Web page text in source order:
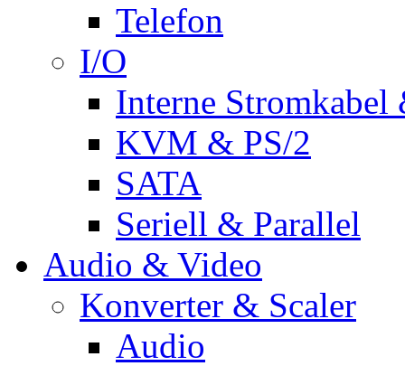
Telefon
I/O
Interne Stromkabel
KVM & PS/2
SATA
Seriell & Parallel
Audio & Video
Konverter & Scaler
Audio